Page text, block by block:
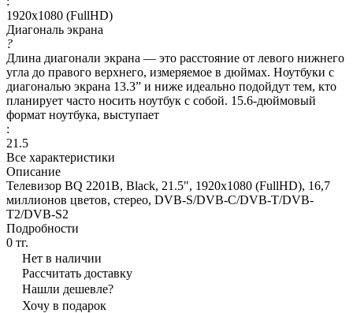
1920х1080 (FullHD)
Диагональ экрана
?
Длина диагонали экрана — это расстояние от левого нижнего
угла до правого верхнего, измеряемое в дюймах. Ноутбуки с
диагональю экрана 13.3” и ниже идеально подойдут тем, кто
планирует часто носить ноутбук с собой. 15.6-дюймовый
формат ноутбука, выступает
:
21.5
Все характеристики
Описание
Телевизор BQ 2201B, Black, 21.5", 1920х1080 (FullHD), 16,7
миллионов цветов, стерео, DVB-S/DVB-C/DVB-T/DVB-
T2/DVB-S2
Подробности
0 тг.
Нет в наличии
Рассчитать доставку
Нашли дешевле?
Хочу в подарок